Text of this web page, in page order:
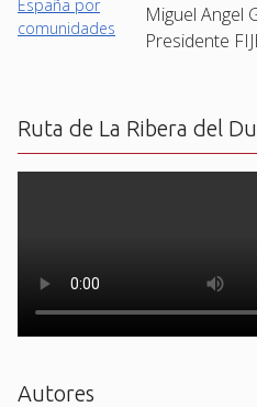
Miguel Angel
Presidente
Ruta de La Ribera del
Autores